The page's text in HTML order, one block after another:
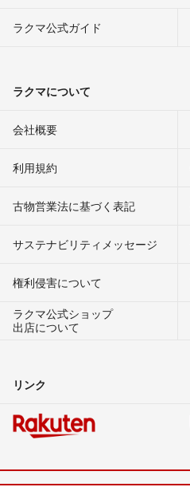
ラクマ公式ガイド
ラクマについて
会社概要
利用規約
古物営業法に基づく表記
サステナビリティメッセージ
権利侵害について
ラクマ公式ショップ
出店について
リンク